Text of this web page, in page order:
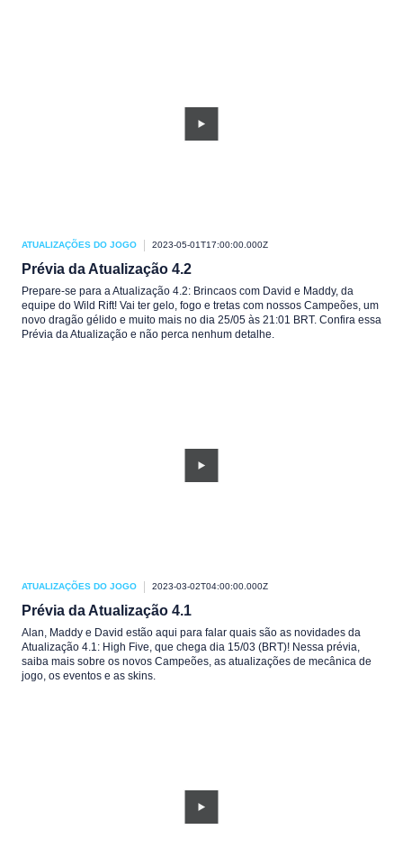
ATUALIZAÇÕES DO JOGO 2023-05-01T17:00:00.000Z
Prévia da Atualização 4.2
Prepare-se para a Atualização 4.2: Brincaos com David e Maddy, da
equipe do Wild Rift! Vai ter gelo, fogo e tretas com nossos Campeões, um
novo dragão gélido e muito mais no dia 25/05 às 21:01 BRT. Confira essa
Prévia da Atualização e não perca nenhum detalhe.
ATUALIZAÇÕES DO JOGO 2023-03-02T04:00:00.000Z
Prévia da Atualização 4.1
Alan, Maddy e David estão aqui para falar quais são as novidades da
Atualização 4.1: High Five, que chega dia 15/03 (BRT)! Nessa prévia,
saiba mais sobre os novos Campeões, as atualizações de mecânica de
jogo, os eventos e as skins.